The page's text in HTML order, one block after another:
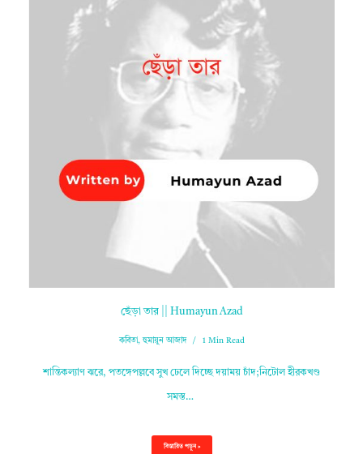
ছেঁড়া তার || Humayun Azad
কবিতা,হুমায়ুন আজাদ 1 Min Read
শান্তিকল্যাণ ঝরে, পতঙ্গেপল্লবে সুখ ঢেলে দিচ্ছে দয়াময় চাঁদ;নিটোল হীরকখণ্ড
সমস্ত…
বিস্তারিত পড়ুন »